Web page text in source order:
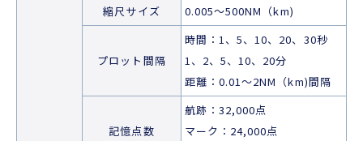
縮尺サイズ
0.005～500NM（km)
プロット間隔
時間：1、5、10、20、30秒
1、2、5、10、20分
距離：0.01～2NM（km)間隔
記憶点数
航跡：32,000点
マーク：24,000点